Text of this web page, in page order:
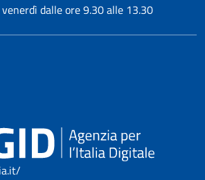
dalle ore 9.30 alle 13.30